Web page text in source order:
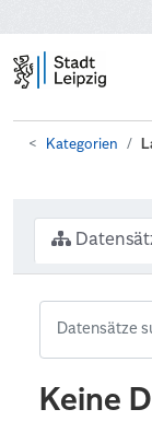
Kategorien
Keine